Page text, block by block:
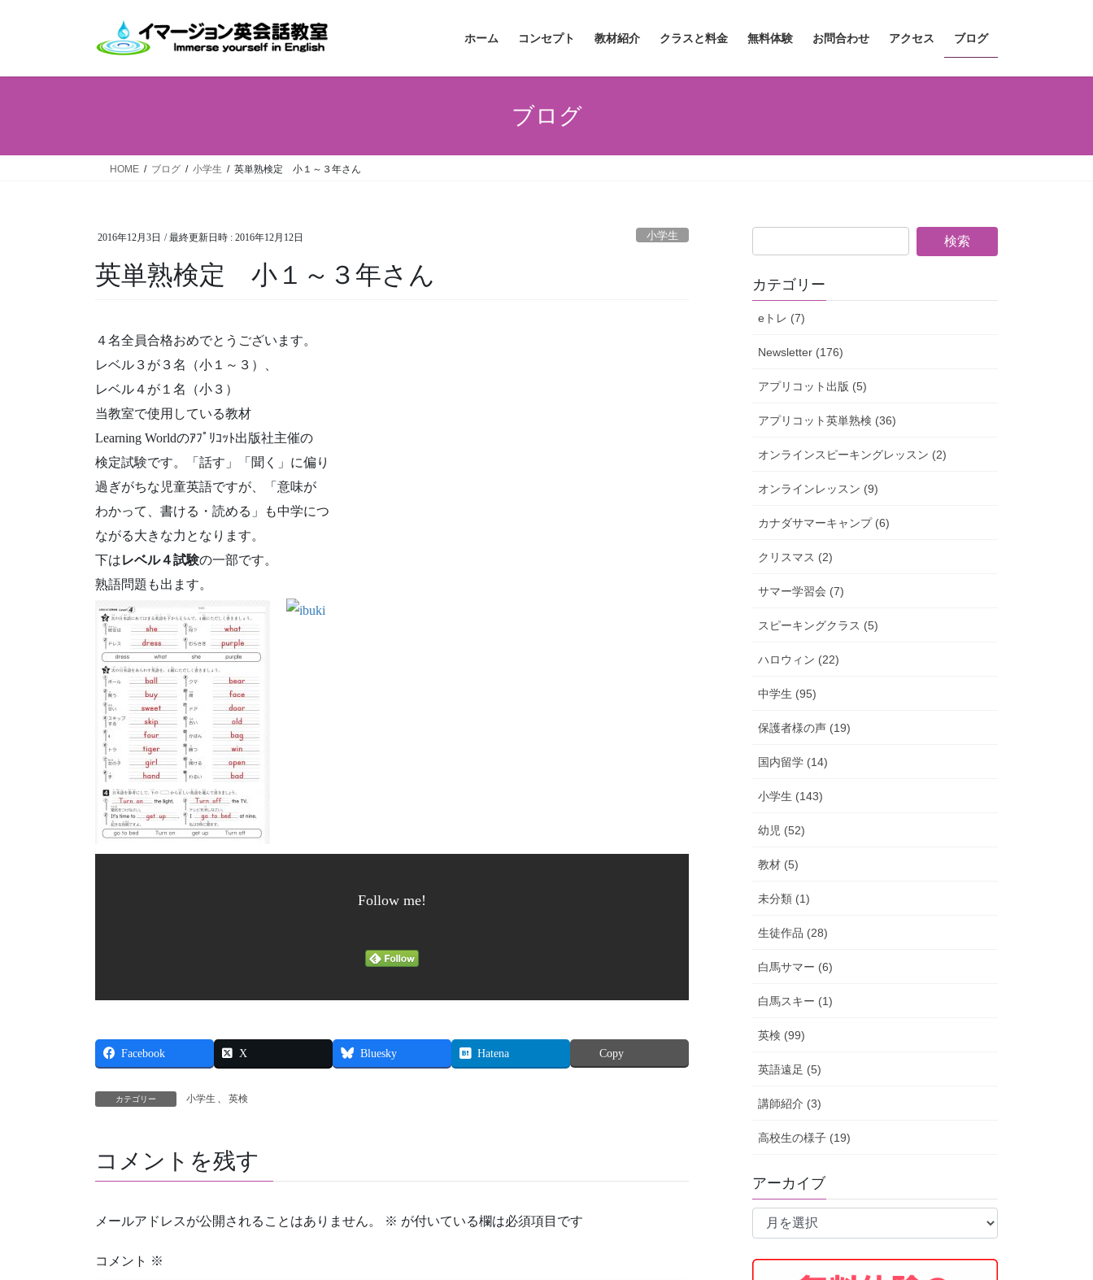
ホーム コンセプト 教材紹介 クラスと料金 無料体験 お問合わせ アクセス ブログ
ブログ
HOME ブログ 小学生 英単熟検定 小１～３年さん
2016年12月3日 / 最終更新日時 : 2016年12月12日 小学生
英単熟検定 小１～３年さん
４名全員合格おめでとうございます。
レベル３が３名（小１～３）、
レベル４が１名（小３）
当教室で使用している教材
Learning Worldのｱﾌﾟﾘｺｯﾄ出版社主催の
検定試験です。「話す」「聞く」に偏り
過ぎがちな児童英語ですが、「意味が
わかって、書ける・読める」も中学につ
ながる大きな力となります。
下はレベル４試験の一部です。
熟語問題も出ます。
Follow me!
Facebook X Bluesky Hatena Copy
カテゴリー 小学生 、 英検
コメントを残す
メールアドレスが公開されることはありません。 ※ が付いている欄は必須項目です
コメント ※
カテゴリー
eトレ (7)
Newsletter (176)
アプリコット出版 (5)
アプリコット英単熟検 (36)
オンラインスピーキングレッスン (2)
オンラインレッスン (9)
カナダサマーキャンプ (6)
クリスマス (2)
サマー学習会 (7)
スピーキングクラス (5)
ハロウィン (22)
中学生 (95)
保護者様の声 (19)
国内留学 (14)
小学生 (143)
幼児 (52)
教材 (5)
未分類 (1)
生徒作品 (28)
白馬サマー (6)
白馬スキー (1)
英検 (99)
英語遠足 (5)
講師紹介 (3)
高校生の様子 (19)
アーカイブ
ア
イ